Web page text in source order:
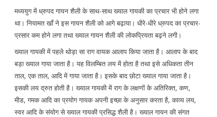
मध्ययुग में ध्रुपद गायन शैली के साथ-साथ ख्याल गायकी का प्रचार भी होने लगा
था। नियामत खाँ ने इस गायन शैली को आगे बढ़ाया। धीरे-धीरे ध्रुपद का प्रचार-
प्रसार कम होने लगा तथा ख्याल गायन शैली की लोकप्रियता बढ़ने लगी।
ख्याल गायकी में पहले थोड़ा सा राग वायक आलाप किया जाता है। आलाप के बाद
बड़ा ख्याल गाया जाता है। यह विलम्बित लय में होता है तथा इसे अधिकता तीन
ताल, एक ताल, आदि में गाया जाता है। इसके बाद छोटा ख्याल गाया जाता है।
इसकी लय द्रुत होती है। ख्याल गायकी में राग के लक्षणों के अतिरिक्त, कण,
मीड, गमक आदि का प्रयोग गायक अपनी इच्छा के अनुसार करता है, काव्य लय,
स्वर आदि के संयोग से ख्याल गायकी प्रसिद्ध शैली है। ख्याल गायन की संगत